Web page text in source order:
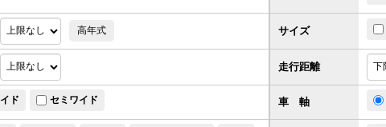
サイズ
高年式
走行距離
ド セミワイド 車 軸